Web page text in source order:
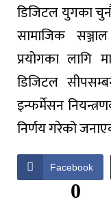
डिजिटल युगका
सामाजिक
प्रयोगका लागि
डिजिटल
इन्फर्मेसन
निर्णय गरेको
Facebook
0